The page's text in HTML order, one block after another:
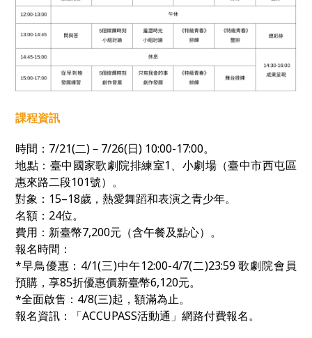
課程資訊
時間： 7/21(二)－ 7/26(日) 10:00-17:00。
地點：臺中國家歌劇院排練室1、小劇場（臺中市西屯區
惠來路二段101號）。
對象： 15–18歲，熱愛舞蹈和表演之青少年。
名額： 24位。
費用：新臺幣7,200元（含午餐及點心）。
報名時間：
*早鳥優惠：4/1(三)中午12:00-4/7(二)23:59歌劇院會員
預購，享85折優惠價新臺幣6,120元。
*全面啟售：4/8(三)起 ，額滿為止。
報名資訊：「ACCUPASS活動通」網路付費報名。